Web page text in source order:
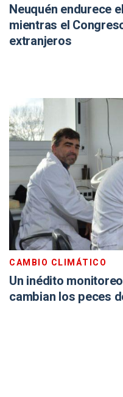
Neuquén endurece
mientras el
extranjeros
CAMBIO CLIMÁTICO
Un inédito
cambian los peces